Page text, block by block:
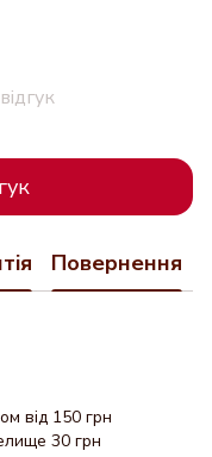
Повернення
від 150 грн
30 грн